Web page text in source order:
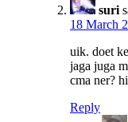
suri
18 March
uik. doet
jaga juga
cma ner?
Reply